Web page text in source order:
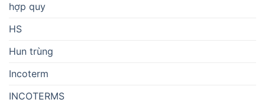
hợp quy
HS
Hun trùng
Incoterm
INCOTERMS